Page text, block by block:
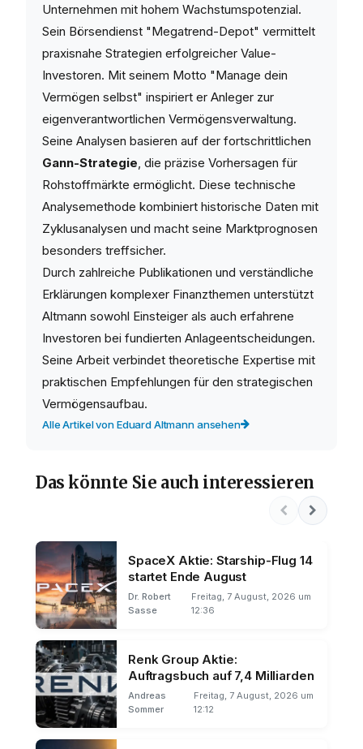
Unternehmen mit hohem Wachstumspotenzial.
Sein Börsendienst "Megatrend-Depot" vermittelt
praxisnahe Strategien erfolgreicher Value-
Investoren. Mit seinem Motto "Manage dein
Vermögen selbst" inspiriert er Anleger zur
eigenverantwortlichen Vermögensverwaltung.
Seine Analysen basieren auf der fortschrittlichen
Gann-Strategie, die präzise Vorhersagen für
Rohstoffmärkte ermöglicht. Diese technische
Analysemethode kombiniert historische Daten mit
Zyklusanalysen und macht seine Marktprognosen
besonders treffsicher.
Durch zahlreiche Publikationen und verständliche
Erklärungen komplexer Finanzthemen unterstützt
Altmann sowohl Einsteiger als auch erfahrene
Investoren bei fundierten Anlageentscheidungen.
Seine Arbeit verbindet theoretische Expertise mit
praktischen Empfehlungen für den strategischen
Vermögensaufbau.
Alle Artikel von Eduard Altmann ansehen
Das könnte Sie auch interessieren
SpaceX Aktie: Starship-Flug 14
startet Ende August
Dr. Robert
Sasse
Freitag, 7 August, 2026 um
12:36
Renk Group Aktie:
Auftragsbuch auf 7,4 Milliarden
Andreas
Sommer
Freitag, 7 August, 2026 um
12:12